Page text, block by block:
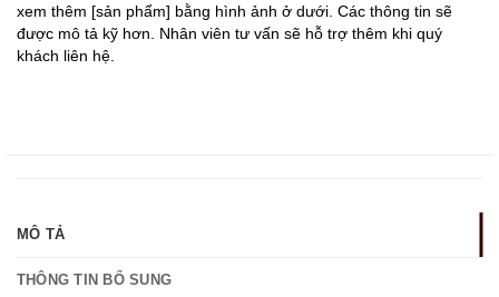
xem thêm [sản phẩm] bằng hình ảnh ở dưới. Các thông tin sẽ
được mô tả kỹ hơn. Nhân viên tư vấn sẽ hỗ trợ thêm khi quý
khách liên hệ.
MÔ TẢ
THÔNG TIN BỔ SUNG